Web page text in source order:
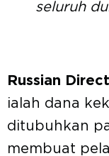
seluruh
Russian
ialah dana
ditubuhkan
membuat